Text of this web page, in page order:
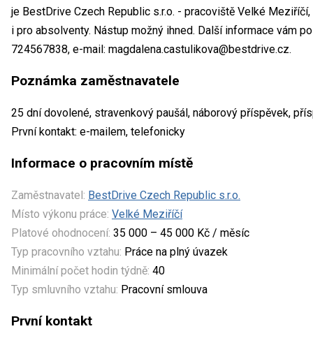
je BestDrive Czech Republic s.r.o. - pracoviště Velké
i pro absolventy. Nástup možný ihned. Další informace vám
724567838, e-mail: magdalena.castulikova@bestdrive.cz.
Poznámka zaměstnavatele
25 dní dovolené, stravenkový paušál, náborový příspěvek,
První kontakt: e-mailem, telefonicky
Informace o pracovním místě
Zaměstnavatel: BestDrive Czech Republic s.r.o.
Místo výkonu práce: Velké Meziříčí
Platové ohodnocení: 35 000 – 45 000 Kč / měsíc
Typ pracovního vztahu: Práce na plný úvazek
Minimální počet hodin týdně: 40
Typ smluvního vztahu: Pracovní smlouva
První kontakt